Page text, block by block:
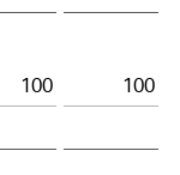
100
100